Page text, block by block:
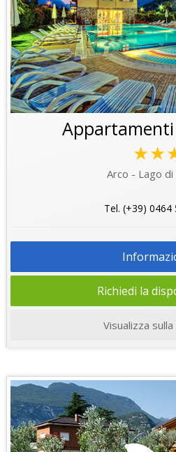
Arco - Lago di
Tel. (+39) 0464
Richiedi la
Visualizza